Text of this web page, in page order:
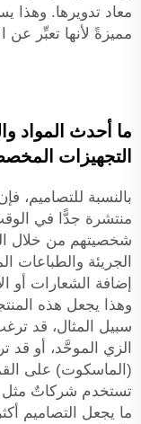
معاد تدويرها. وهذا
مميزةً لأنها تعبِّر عن
ما أحدث المواد
التجهيزات
بالنسبة للتصاميم،
منتشرة جدًّا في
شخصيتهم من خلال
الجريئة والطباعات
إضافة الشعارات أو
وهذا يجعل هذه
سبيل المثال، قد
الزي الموحَّد، أو
(الماسكوت) على
تستخدم شركاتٌ مثل
ما يجعل التصاميم